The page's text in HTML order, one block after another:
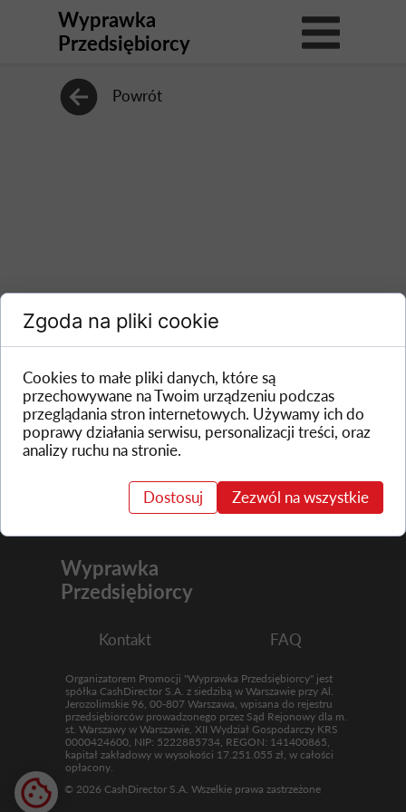
Powrót
Wyprawka
Przedsiębiorcy
Wyprawka
Przedsiębiorcy
FAQ
Kontakt
© 2026 CashDirector S.A. Wszelkie prawa zastrzeżone
Organizatorem Promocji "Wyprawka Przedsiębiorcy" jest
spółka CashDirector S.A. z siedzibą w Warszawie przy Al.
Jerozolimskie 96, 00-807 Warszawa, wpisana do rejestru
przedsiębiorców prowadzonego przez Sąd Rejonowy dla m.
st. Warszawy w Warszawie, XII Wydział Gospodarczy KRS
0000424600, NIP: 5222885734, REGON: 141400865,
kapitał zakładowy w wysokości 17.251.055 zł, w całości
opłacony.
Zgoda na pliki cookie
Cookies to małe pliki danych, które są
przechowywane na Twoim urządzeniu podczas
przeglądania stron internetowych. Używamy ich do
poprawy działania serwisu, personalizacji treści, oraz
analizy ruchu na stronie.
Dostosuj Zezwól na wszystkie